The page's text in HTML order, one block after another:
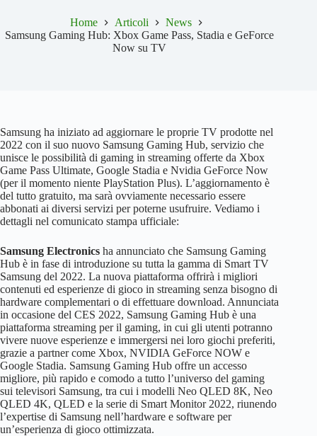
Home Articoli
News
Samsung Gaming Hub: Xbox Game Pass, Stadia e GeForce
Now su TV
Samsung ha iniziato ad aggiornare le proprie TV prodotte nel
2022 con il suo nuovo Samsung Gaming Hub, servizio che
unisce le possibilità di gaming in streaming offerte da Xbox
Game Pass Ultimate, Google Stadia e Nvidia GeForce Now
(per il momento niente PlayStation Plus). L’aggiornamento è
del tutto gratuito, ma sarà ovviamente necessario essere
abbonati ai diversi servizi per poterne usufruire. Vediamo i
dettagli nel comunicato stampa ufficiale:
Samsung Electronics ha annunciato che Samsung Gaming
Hub è in fase di introduzione su tutta la gamma di Smart TV
Samsung del 2022. La nuova piattaforma offrirà i migliori
contenuti ed esperienze di gioco in streaming senza bisogno di
hardware complementari o di effettuare download. Annunciata
in occasione del CES 2022, Samsung Gaming Hub è una
piattaforma streaming per il gaming, in cui gli utenti potranno
vivere nuove esperienze e immergersi nei loro giochi preferiti,
grazie a partner come Xbox, NVIDIA GeForce NOW e
Google Stadia. Samsung Gaming Hub offre un accesso
migliore, più rapido e comodo a tutto l’universo del gaming
sui televisori Samsung, tra cui i modelli Neo QLED 8K, Neo
QLED 4K, QLED e la serie di Smart Monitor 2022, riunendo
l’expertise di Samsung nell’hardware e software per
un’esperienza di gioco ottimizzata.